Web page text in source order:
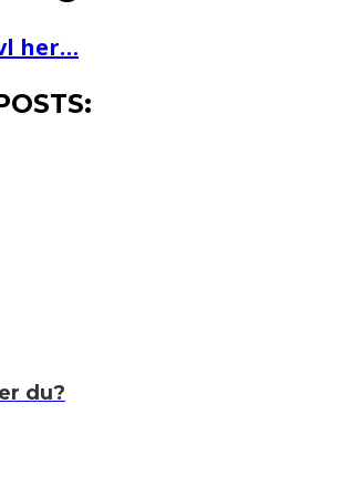
her…
du?